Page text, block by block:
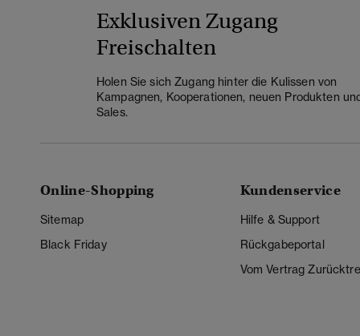
Exklusiven Zugang
Freischalten
Holen Sie sich Zugang hinter die Kulissen von
Kampagnen, Kooperationen, neuen Produkten
Sales.
Online-Shopping
Sitemap
Black Friday
Kundenservice
Hilfe & Support
Rückgabeportal
Vom Vertrag